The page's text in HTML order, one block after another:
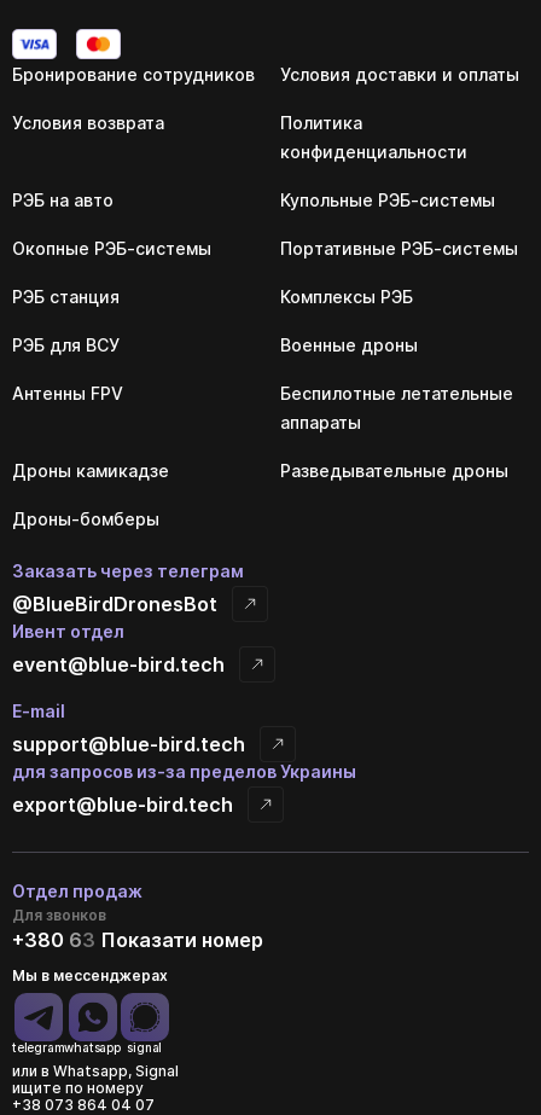
Бронирование сотрудников Условия доставки и оплаты
Условия возврата
Политика
конфиденциальности
РЭБ на авто Купольные РЭБ-системы
Окопные РЭБ-системы Портативные РЭБ-системы
РЭБ станция Комплексы РЭБ
РЭБ для ВСУ Военные дроны
Антенны FPV
Беспилотные летательные
аппараты
Дроны камикадзе Разведывательные дроны
Дроны-бомберы
Заказать через телеграм
@BlueBirdDronesBot
Ивент отдел
event@blue-bird.tech
E-mail
support@blue-bird.tech
для запросов из-за пределов Украины
export@blue-bird.tech
Отдел продаж
Для звонков
+380 63 Показати номер
Мы в мессенджерах
telegramwhatsapp signal
или в Whatsapp, Signal
ищите по номеру
+38 073 864 04 07